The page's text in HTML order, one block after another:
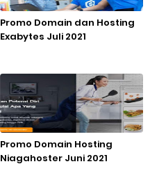
Promo Domain dan Hosting
Exabytes Juli 2021
Promo Domain Hosting
Niagahoster Juni 2021